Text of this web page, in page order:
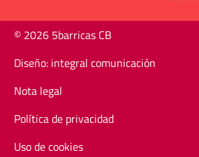
© 2026 5barricas CB
Diseño: integral comunicación
Nota legal
Política de privacidad
Uso de cookies